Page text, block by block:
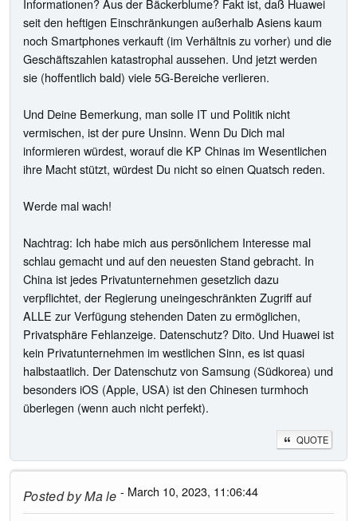
Informationen? Aus der Bäckerblume? Fakt ist, daß Huawei
seit den heftigen Einschränkungen außerhalb Asiens kaum
noch Smartphones verkauft (im Verhältnis zu vorher) und die
Geschäftszahlen katastrophal aussehen. Und jetzt werden
sie (hoffentlich bald) viele 5G-Bereiche verlieren.
Und Deine Bemerkung, man solle IT und Politik nicht
vermischen, ist der pure Unsinn. Wenn Du Dich mal
informieren würdest, worauf die KP Chinas im Wesentlichen
ihre Macht stützt, würdest Du nicht so einen Quatsch reden.
Werde mal wach!
Nachtrag: Ich habe mich aus persönlichem Interesse mal
schlau gemacht und auf den neuesten Stand gebracht. In
China ist jedes Privatunternehmen gesetzlich dazu
verpflichtet, der Regierung uneingeschränkten Zugriff auf
ALLE zur Verfügung stehenden Daten zu ermöglichen,
Privatsphäre Fehlanzeige. Datenschutz? Dito. Und Huawei ist
kein Privatunternehmen im westlichen Sinn, es ist quasi
halbstaatlich. Der Datenschutz von Samsung (Südkorea) und
besonders iOS (Apple, USA) ist den Chinesen turmhoch
überlegen (wenn auch nicht perfekt).
QUOTE
Posted byMa le - March 10, 2023, 11:06:44